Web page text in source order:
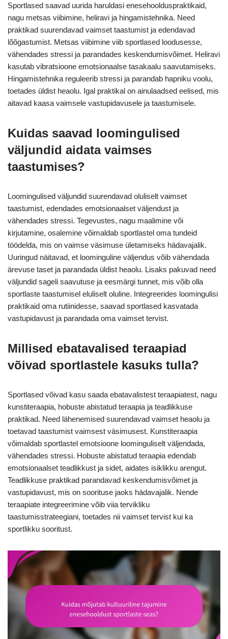
Sportlased saavad uurida haruldasi enesehoolduspraktikaid,
nagu metsas viibimine, heliravi ja hingamistehnika. Need
praktikad suurendavad vaimset taastumist ja edendavad
lõõgastumist. Metsas viibimine viib sportlased loodusesse,
vähendades stressi ja parandades keskendumisvõimet. Heliravi
kasutab vibratsioone emotsionaalse tasakaalu saavutamiseks.
Hingamistehnika reguleerib stressi ja parandab hapniku voolu,
toetades üldist heaolu. Igal praktikal on ainulaadsed eelised, mis
aitavad kaasa vaimsele vastupidavusele ja taastumisele.
Kuidas saavad loomingulised
väljundid aidata vaimses
taastumises?
Loomingulised väljundid suurendavad oluliselt vaimset
taastumist, edendades emotsionaalset väljendust ja
vähendades stressi. Tegevustes, nagu maalimine või
kirjutamine, osalemine võimaldab sportlastel oma tundeid
töödelda, mis on vaimse väsimuse ületamiseks hädavajalik.
Uuringud näitavad, et loominguline väljendus võib vähendada
ärevuse taset ja parandada üldist heaolu. Lisaks pakuvad need
väljundid sageli saavutuse ja eesmärgi tunnet, mis võib olla
sportlaste taastumisel eluliselt oluline. Integreerides loomingulisi
praktikaid oma rutiinidesse, saavad sportlased kasvatada
vastupidavust ja parandada oma vaimset tervist.
Millised ebatavalised teraapiad
võivad sportlastele kasuks tulla?
Sportlased võivad kasu saada ebatavalistest teraapiatest, nagu
kunstiteraapia, hobuste abistatud teraapia ja teadlikkuse
praktikad. Need lähenemised suurendavad vaimset heaolu ja
toetavad taastumist vaimsest väsimusest. Kunstiteraapia
võimaldab sportlastel emotsioone loominguliselt väljendada,
vähendades stressi. Hobuste abistatud teraapia edendab
emotsionaalset teadlikkust ja sidet, aidates isiklikku arengut.
Teadlikkuse praktikad parandavad keskendumisvõimet ja
vastupidavust, mis on soorituse jaoks hädavajalik. Nende
teraapiate integreerimine võib viia tervikliku
taastumisstrateegiani, toetades nii vaimset tervist kui ka
sportlikku sooritust.